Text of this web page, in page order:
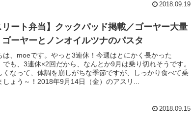
2018.09.19
リート弁当】クックパッド掲載／ゴーヤー大量
ーヤーとノンオイルツナのパスタ
は、moeです。やっと3連休！今週はとにかく長かった
でも、3連休×2回だから、なんとか9月は乗り切れそうです。
くなって、体調を崩しがちな季節ですが、しっかり食べて乗
しょう～！2018年9月14日（金）のアスリ...
2018.09.15